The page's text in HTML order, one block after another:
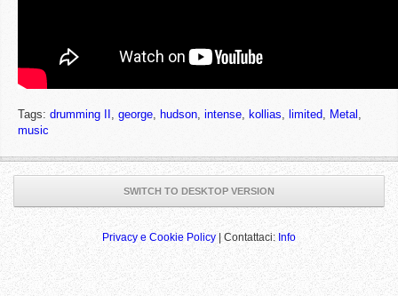
Tags: drumming II , george, hudson, intense, kollias, limited, Metal ,
music
SWITCH TO DESKTOP VERSION
Privacy e Cookie Policy | Contattaci: Info